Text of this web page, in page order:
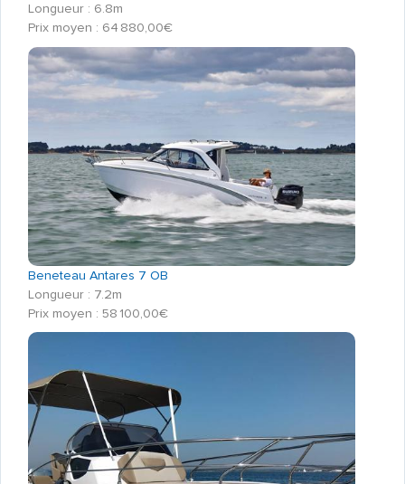
Longueur : 6.8m
Prix moyen : 64 880,00€
Beneteau Antares 7 OB
Longueur : 7.2m
Prix moyen : 58 100,00€